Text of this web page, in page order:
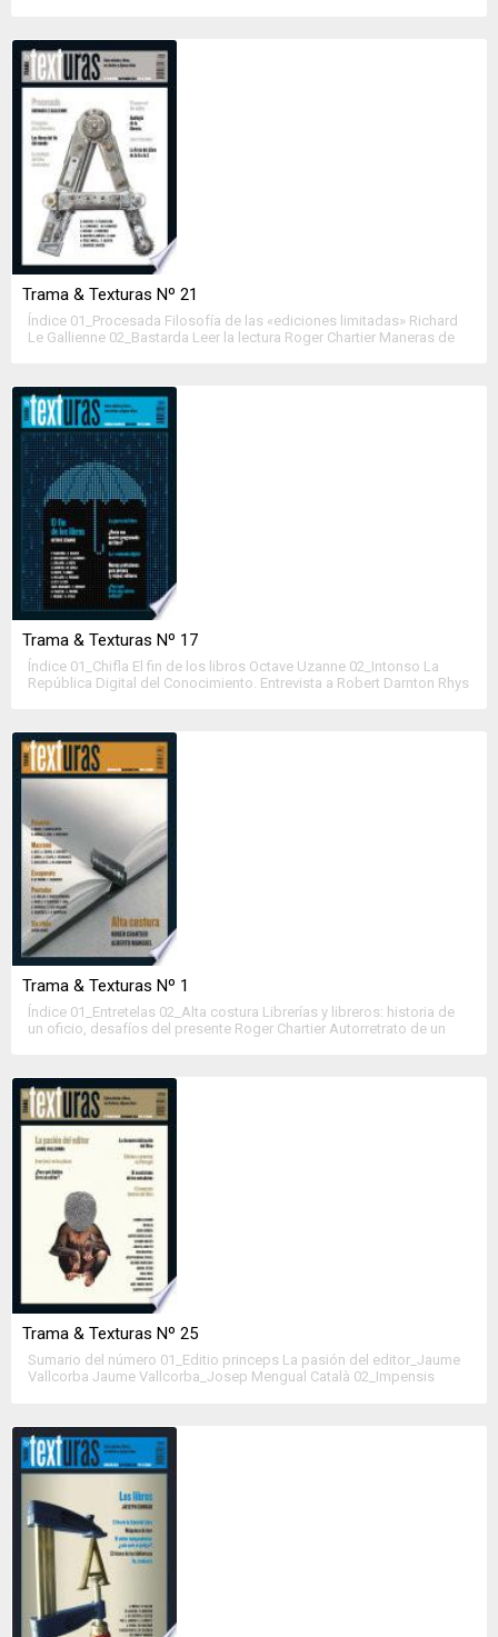
editorial en América Latina Richard Uribe & Robert Max Steenkist La
macdonalización del libro Manuel […]
Trama & Texturas Nº 21
Índice 01_Procesada Filosofía de las «ediciones limitadas» Richard
Le Gallienne 02_Bastarda Leer la lectura Roger Chartier Maneras de
del libro y la industria editorial Guillermo Schavelzon Apología del
libro y de la […]
Trama & Texturas Nº 17
Índice 01_Chifla El fin de los libros Octave Uzanne 02_Intonso La
República Digital del Conocimiento. Entrevista a Robert Darnton Rhys
desafíos Patricia Arancibia Apuntes sobre la r-evolución digital en el
mercado editorial Silvia Clemares Literatura infantil y […]
Trama & Texturas Nº 1
Índice 01_Entretelas 02_Alta costura Librerías y libreros: historia de
un oficio, desafíos del presente Roger Chartier Autorretrato de un
04_Sin título Chema Madoz 05_Macramé Dos intentos de explicar, no
la crisis del libro, sino nuestra percepción, quizá falaz, […]
Trama & Texturas Nº 25
Sumario del número 01_Editio princeps La pasión del editor_Jaume
Vallcorba Jaume Vallcorba_Josep Mengual Català 02_Impensis
Clavel 03_Hic nullus est defectus Destruye tus límites, no tus
sueños_Miguel Otero La desmaterialización del libro y el problema
de la «descubribilidad»_Julieta Lionetti […]